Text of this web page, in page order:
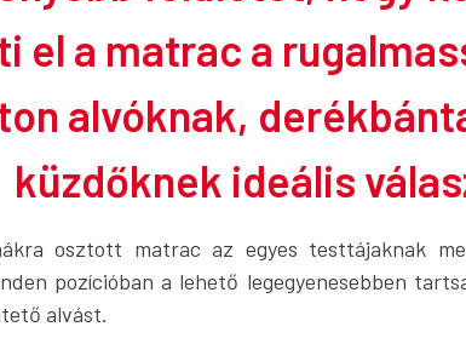
el a matrac a
alvóknak,
küzdőknek ideális
osztott matrac az egyes testtájaknak
pozícióban a lehető legegyenesebben
alvást.